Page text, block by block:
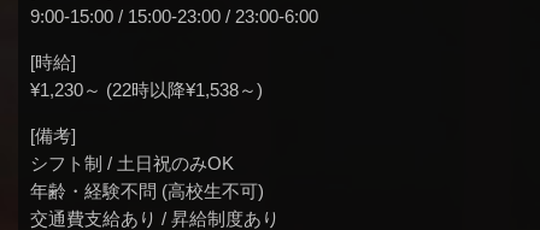
9:00-15:00 / 15:00-23:00 / 23:00-6:00
[時給]
¥1,230～ (22時以降¥1,538～)
[備考]
シフト制 / 土日祝のみOK
年齢・経験不問 (高校生不可)
交通費支給あり / 昇給制度あり